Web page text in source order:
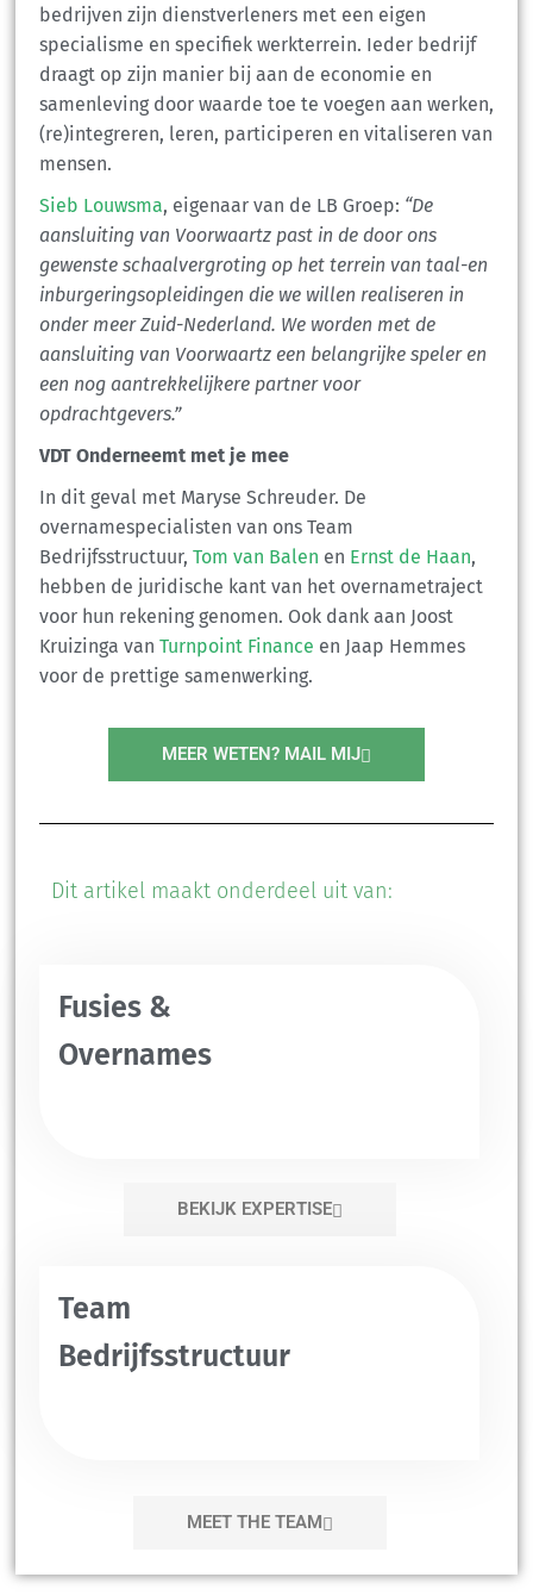
bedrijven zijn dienstverleners met een eigen
specialisme en specifiek werkterrein. Ieder bedrijf
draagt op zijn manier bij aan de economie en
samenleving door waarde toe te voegen aan werken,
(re)integreren, leren, participeren en vitaliseren van
mensen.
Sieb Louwsma, eigenaar van de LB Groep: “De
aansluiting van Voorwaartz past in de door ons
gewenste schaalvergroting op het terrein van taal-en
inburgeringsopleidingen die we willen realiseren in
onder meer Zuid-Nederland. We worden met de
aansluiting van Voorwaartz een belangrijke speler en
een nog aantrekkelijkere partner voor
opdrachtgevers.”
VDT Onderneemt met je mee
In dit geval met Maryse Schreuder. De
overnamespecialisten van ons Team
Bedrijfsstructuur, Tom van Balen en Ernst de Haan,
hebben de juridische kant van het overnametraject
voor hun rekening genomen. Ook dank aan Joost
Kruizinga van Turnpoint Finance en Jaap Hemmes
voor de prettige samenwerking.
MEER WETEN? MAIL MIJ
Dit artikel maakt onderdeel uit van:
Fusies &
Overnames
BEKIJK EXPERTISE
Team
Bedrijfsstructuur
MEET THE TEAM